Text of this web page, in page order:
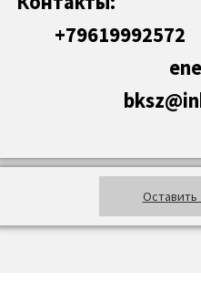
energo-
Оставить